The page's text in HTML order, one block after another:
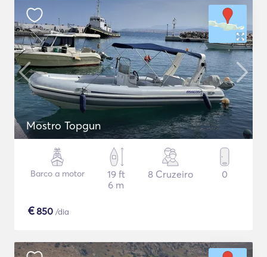
Mostro Topgun
Barco a motor
19 ft
6 m
8 Cruzeiro 0
€850 /dia